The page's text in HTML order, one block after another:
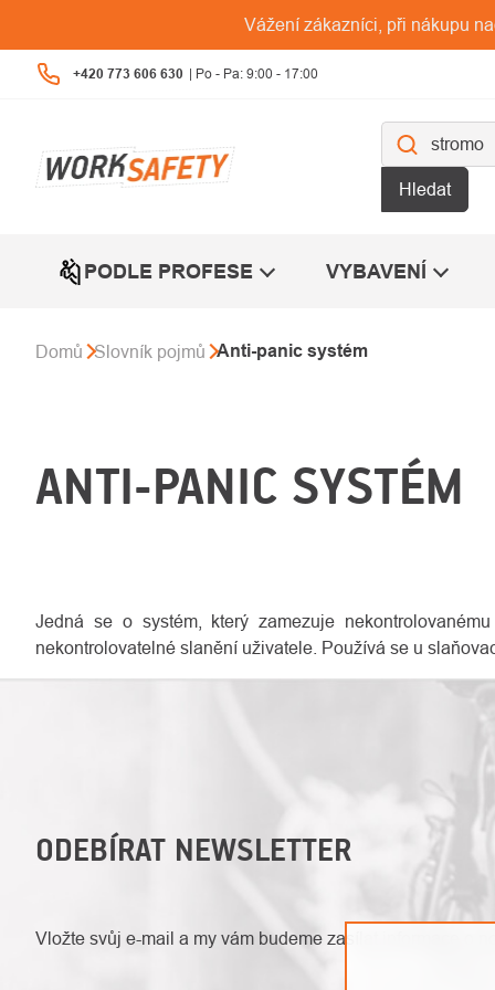
obsah
Vážení zákazníci, při nákupu
+420 773 606 630
Hledat
PODLE PROFESE VYBAVENÍ
Domů Slovník pojmů Anti-panic systém
ANTI-PANIC SYSTÉM
Jedná se o systém, který zamezuje
nekontrolovatelné slanění uživatele. Používá se u
ODEBÍRAT NEWSLETTER
Vložte svůj e-mail a my vám budeme zasílat informace o